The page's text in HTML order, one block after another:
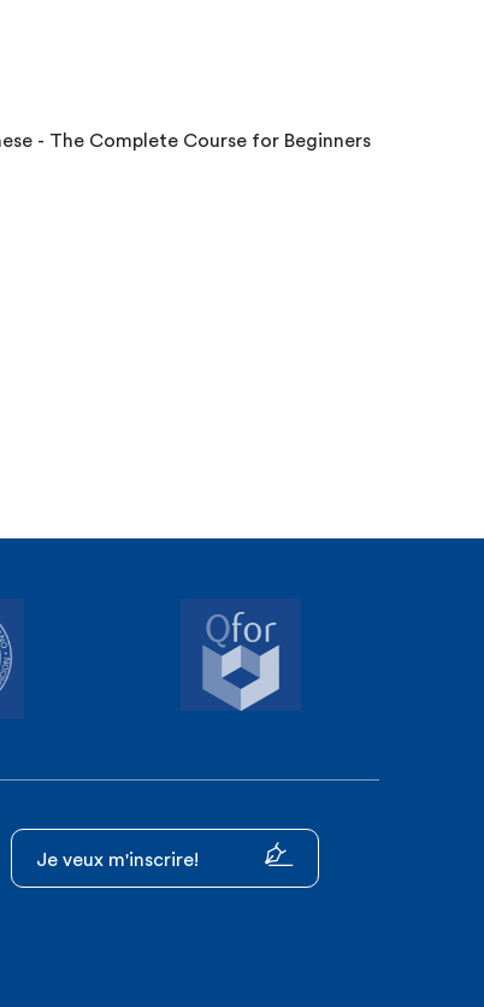
- The Complete Course for Beginners
Je veux m'inscrire!